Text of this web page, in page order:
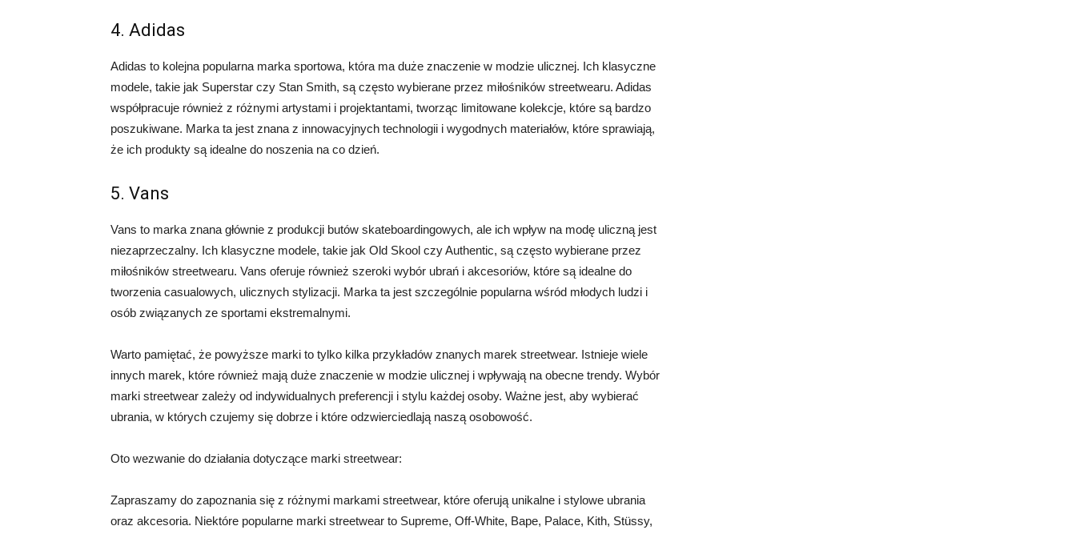
4. Adidas
Adidas to kolejna popularna marka sportowa, która ma duże znaczenie w modzie ulicznej. Ich klasyczne
modele, takie jak Superstar czy Stan Smith, są często wybierane przez miłośników streetwearu. Adidas
współpracuje również z różnymi artystami i projektantami, tworząc limitowane kolekcje, które są bardzo
poszukiwane. Marka ta jest znana z innowacyjnych technologii i wygodnych materiałów, które sprawiają,
że ich produkty są idealne do noszenia na co dzień.
5. Vans
Vans to marka znana głównie z produkcji butów skateboardingowych, ale ich wpływ na modę uliczną jest
niezaprzeczalny. Ich klasyczne modele, takie jak Old Skool czy Authentic, są często wybierane przez
miłośników streetwearu. Vans oferuje również szeroki wybór ubrań i akcesoriów, które są idealne do
tworzenia casualowych, ulicznych stylizacji. Marka ta jest szczególnie popularna wśród młodych ludzi i
osób związanych ze sportami ekstremalnymi.
Warto pamiętać, że powyższe marki to tylko kilka przykładów znanych marek streetwear. Istnieje wiele
innych marek, które również mają duże znaczenie w modzie ulicznej i wpływają na obecne trendy. Wybór
marki streetwear zależy od indywidualnych preferencji i stylu każdej osoby. Ważne jest, aby wybierać
ubrania, w których czujemy się dobrze i które odzwierciedlają naszą osobowość.
Oto wezwanie do działania dotyczące marki streetwear:
Zapraszamy do zapoznania się z różnymi markami streetwear, które oferują unikalne i stylowe ubrania
oraz akcesoria. Niektóre popularne marki streetwear to Supreme, Off-White, Bape, Palace, Kith, Stüssy,